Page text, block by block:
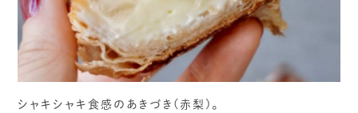
シャキシャキ食感のあきづき(赤梨)。